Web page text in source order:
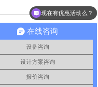
在线咨询
设备咨询
设计方案咨询
报价咨询
现在有优惠活动么？